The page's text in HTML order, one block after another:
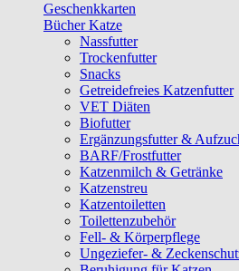
Geschenkkarten
Bücher Katze
Nassfutter
Trockenfutter
Snacks
Getreidefreies Katzenfutter
VET Diäten
Biofutter
Ergänzungsfutter &
BARF/Frostfutter
Katzenmilch & Getränke
Katzenstreu
Katzentoiletten
Toilettenzubehör
Fell- & Körperpflege
Ungeziefer- &